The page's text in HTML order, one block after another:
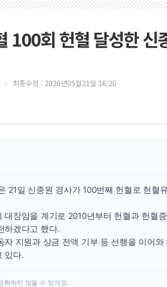
100회 헌혈 달성한 신
최종수정 : 2026년05월21일 16:20
21일 신종원 경사가 100번째 헌혈로 헌혈
대장암을 계기로 2010년부터 헌혈과 헌혈
하겠다고 했다.
자 지원과 상금 전액 기부 등 선행을 이어와
있다.
확하지 않을 수 있어요.